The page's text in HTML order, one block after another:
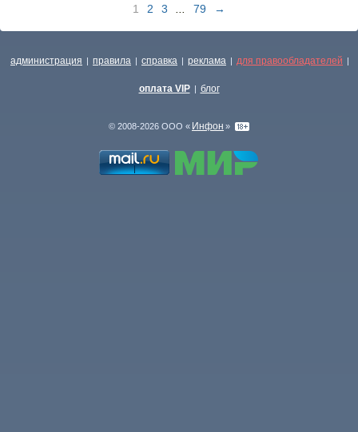
1 2 3 79 →
администрация | правила | справка | реклама | для правообладателей |
оплата VIP | блог
© 2008-2026 ООО « Инфон »